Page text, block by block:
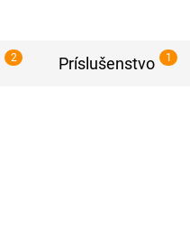
2 Príslušenstvo 1